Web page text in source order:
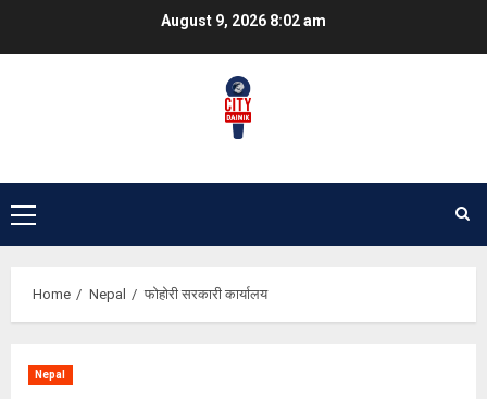
August 9, 2026 8:02 am
Primary
Menu
Home Nepal फोहोरी सरकारी कार्यालय
Nepal